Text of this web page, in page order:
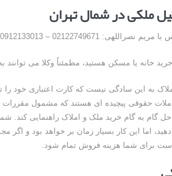
ملکی در شمال تهران
02122749671 – 0912133013
خرید خانه یا مسکن هستید، مطمئناً وکلا می
به این سادگی نیست که کارت اعتباری خود را
حقوقی پیچیده ای هستند که مشمول مقررات
گام به گام خرید ملک و املاک راهنمایی کند. شما
دهید، اما این کار بسیار زمان بر خواهد بود و
برای شما هزینه فروش تمام شود.